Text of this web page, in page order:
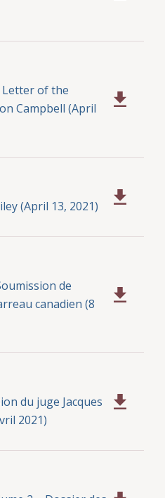
Letter of the
Campbell (April
(April 13, 2021)
de
canadien (8
du juge Jacques
2021)